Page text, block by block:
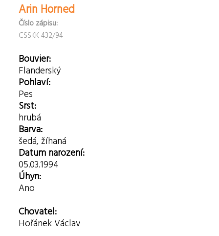
Arin Horned
Číslo zápisu:
CSSKK 432/94
Bouvier:
Flanderský
Pohlaví:
Pes
Srst:
hrubá
Barva:
šedá, žíhaná
Datum narození:
05.03.1994
Úhyn:
Ano
Chovatel:
Hořánek Václav